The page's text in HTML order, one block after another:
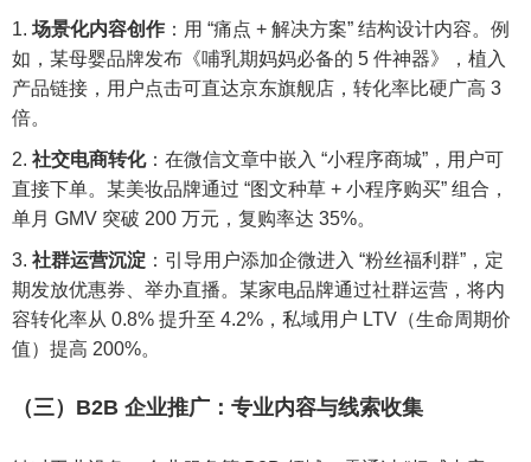
场景化内容创作 ：用 “痛点 + 解决方案” 结构设计内容。例
如，某母婴品牌发布《哺乳期妈妈必备的 5 件神器》，植入
产品链接，用户点击可直达京东旗舰店，转化率比硬广高 3
倍。
社交电商转化：在微信文章中嵌入 “小程序商城”，用户可
直接下单。某美妆品牌通过 “图文种草 + 小程序购买” 组合，
单月 GMV 突破 200 万元，复购率达 35%。
社群运营沉淀 ：引导用户添加企微进入 “粉丝福利群”，定
期发放优惠券、举办直播。某家电品牌通过社群运营，将内
容转化率从 0.8% 提升至 4.2%，私域用户 LTV（生命周期价
值）提高 200%。
（三）B2B 企业推广：专业内容与线索收集